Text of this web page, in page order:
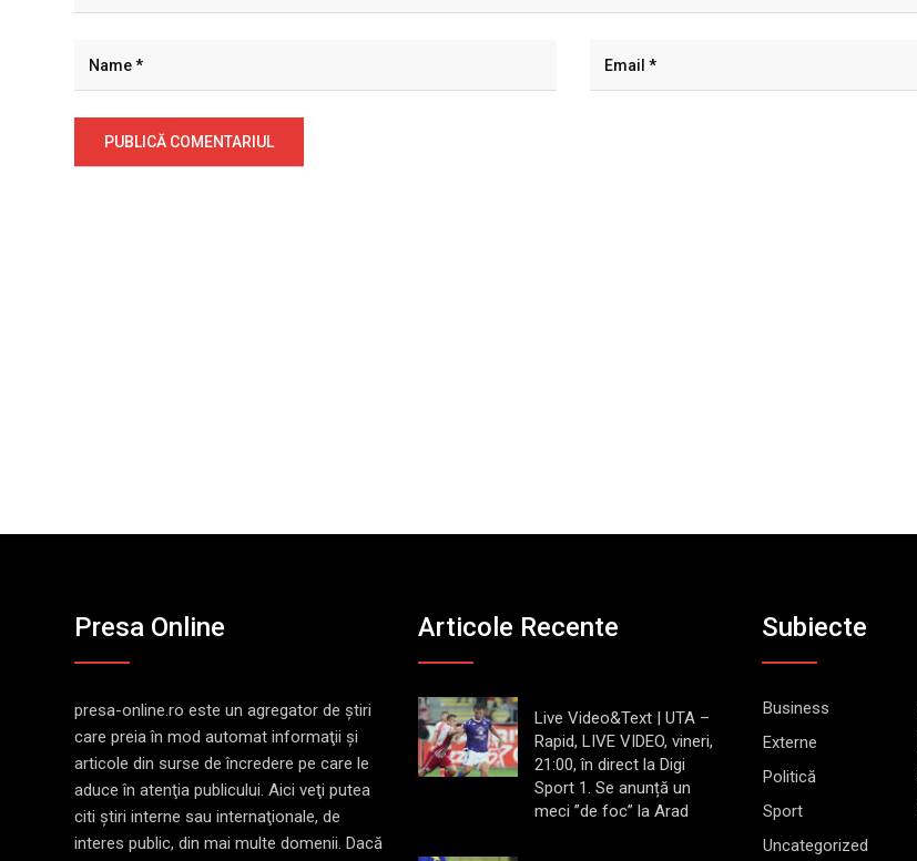
Presa Online
presa-online.ro este un agregator de ştiri
care preia în mod automat informaţii şi
articole din surse de încredere pe care le
aduce în atenţia publicului. Aici veţi putea
citi ştiri interne sau internaţionale, de
interes public, din mai multe domenii. Dacă
Articole Recente
Live Video&Text | UTA –
Rapid, LIVE VIDEO, vineri,
21:00, în direct la Digi
Sport 1. Se anunță un
meci ”de foc” la Arad
Subiecte
Business
Externe
Politică
Sport
Uncategorized